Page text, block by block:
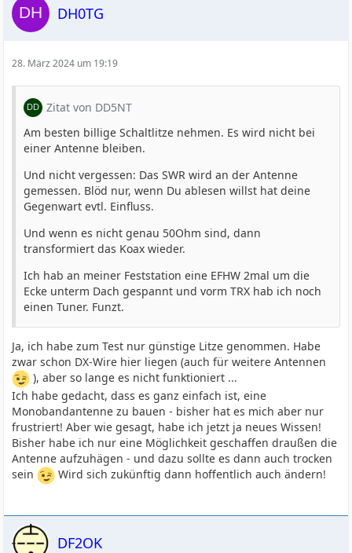
DH0TG
28. März 2024 um 19:19
Zitat von DD5NT
Am besten billige Schaltlitze nehmen. Es wird nicht bei
einer Antenne bleiben.
Und nicht vergessen: Das SWR wird an der Antenne
gemessen. Blöd nur, wenn Du ablesen willst hat deine
Gegenwart evtl. Einfluss.
Und wenn es nicht genau 50Ohm sind, dann
transformiert das Koax wieder.
Ich hab an meiner Feststation eine EFHW 2mal um die
Ecke unterm Dach gespannt und vorm TRX hab ich noch
einen Tuner. Funzt.
Ja, ich habe zum Test nur günstige Litze genommen. Habe
zwar schon DX-Wire hier liegen (auch für weitere Antennen
), aber so lange es nicht funktioniert ...
Ich habe gedacht, dass es ganz einfach ist, eine
Monobandantenne zu bauen - bisher hat es mich aber nur
frustriert! Aber wie gesagt, habe ich jetzt ja neues Wissen!
Bisher habe ich nur eine Möglichkeit geschaffen draußen die
Antenne aufzuhägen - und dazu sollte es dann auch trocken
sein
Wird sich zukünftig dann hoffentlich auch ändern!
DF2OK